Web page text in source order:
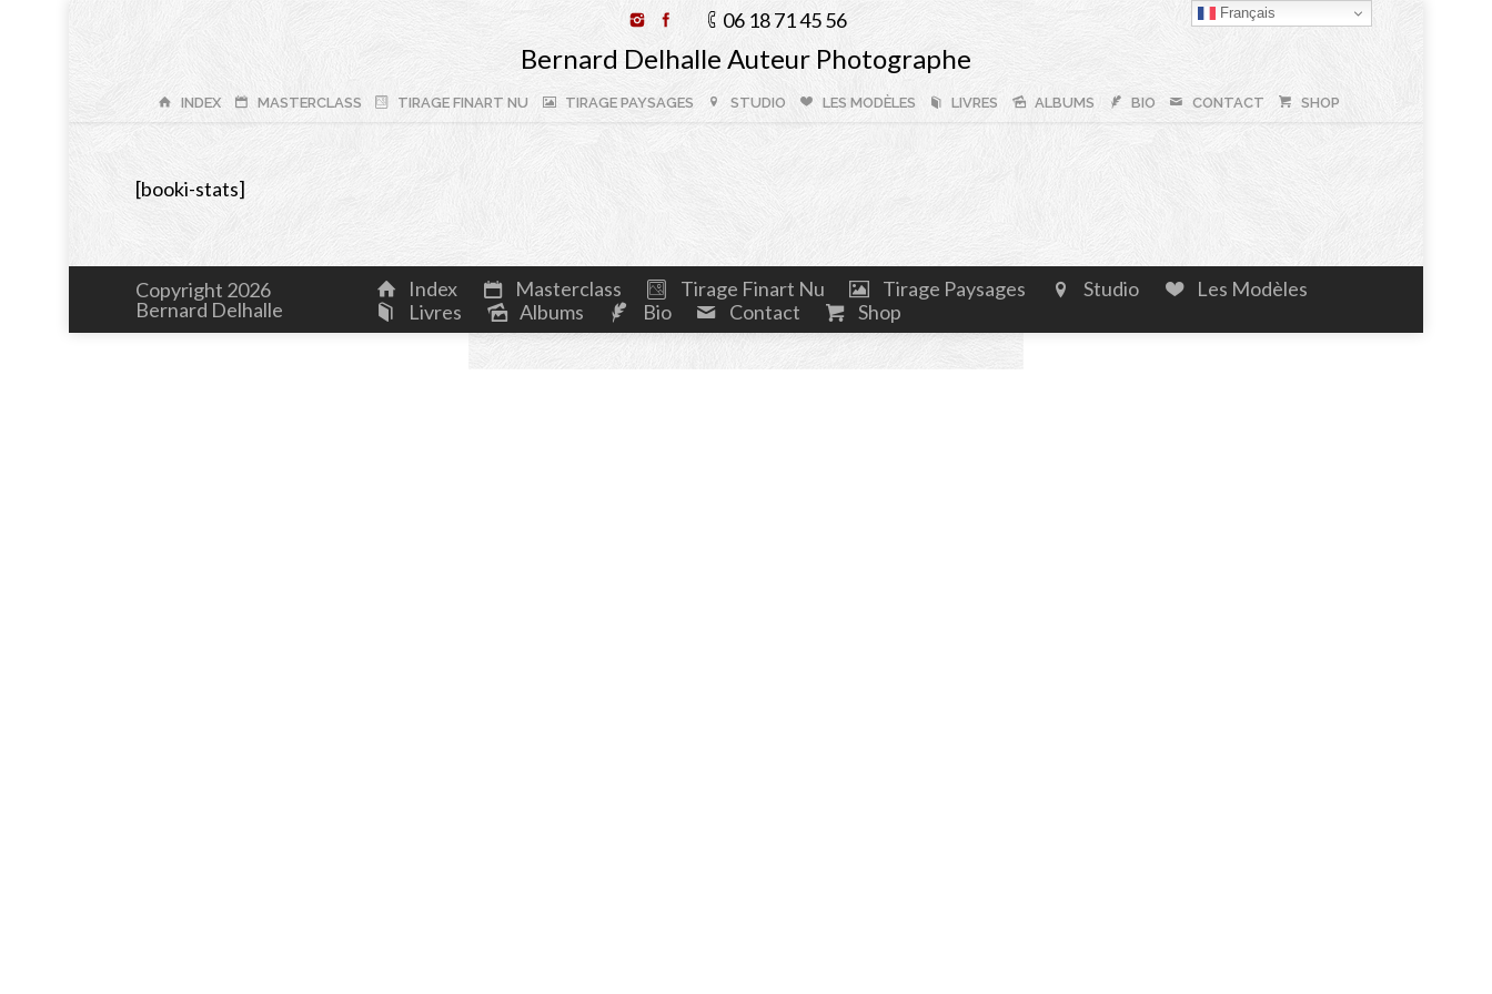
06 18 71 45 56
Bernard Delhalle Auteur Photographe
INDEX MASTERCLASS TIRAGE FINART NU TIRAGE PAYSAGES STUDIO LES MODÈLES LIVRES ALBUMS BIO CONTACT SHOP
[booki-stats]
Copyright 2026
Bernard Delhalle
Index Masterclass Tirage Finart Nu Tirage Paysages Studio
Les Modèles
Livres
Albums Bio Contact Shop
Français